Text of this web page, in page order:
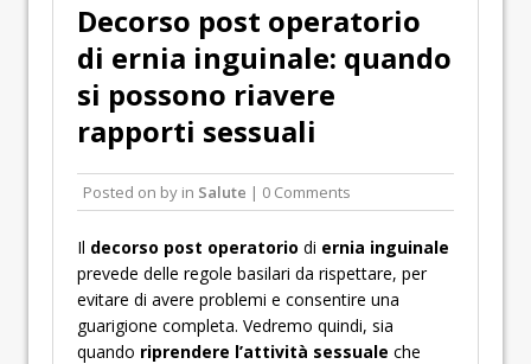
Decorso post operatorio
di ernia inguinale: quando
si possono riavere
rapporti sessuali
Posted on by in Salute | 0 Comments
Il decorso post operatorio di ernia inguinale
prevede delle regole basilari da rispettare, per
evitare di avere problemi e consentire una
guarigione completa. Vedremo quindi, sia
quando riprendere l’attività sessuale che